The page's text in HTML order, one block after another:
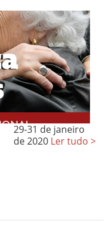
29-31 de janeiro
de 2020 Ler tudo >